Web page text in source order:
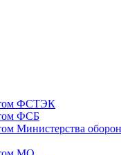
ФСТЭК
ФСБ
Министерства